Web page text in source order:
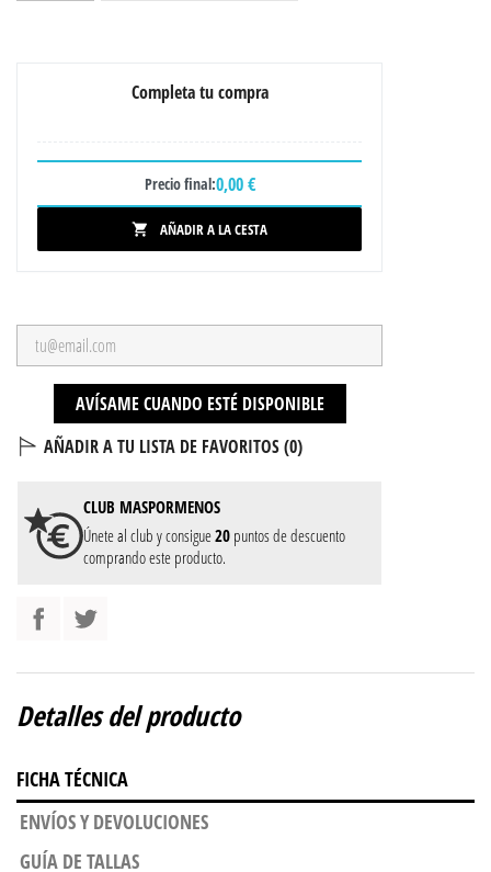
Completa tu compra
Precio final:0,00 €
 AÑADIR A LA CESTA
AVÍSAME CUANDO ESTÉ DISPONIBLE
AÑADIR A TU LISTA DE FAVORITOS (0)
CLUB MASPORMENOS
Únete al club y consigue20 puntos de descuento
comprando este producto.
Detalles del producto
FICHA TÉCNICA
ENVÍOS Y DEVOLUCIONES
GUÍA DE TALLAS